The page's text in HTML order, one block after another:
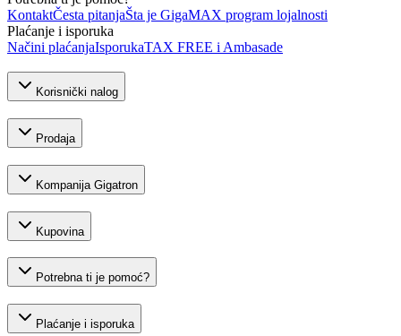
KontaktČesta pitanjaŠta je GigaMAX program lojalnosti
Plaćanje i isporuka
Načini plaćanjaIsporukaTAX FREE i Ambasade
Korisnički nalog
Prodaja
Kompanija Gigatron
Kupovina
Potrebna ti je pomoć?
Plaćanje i isporuka